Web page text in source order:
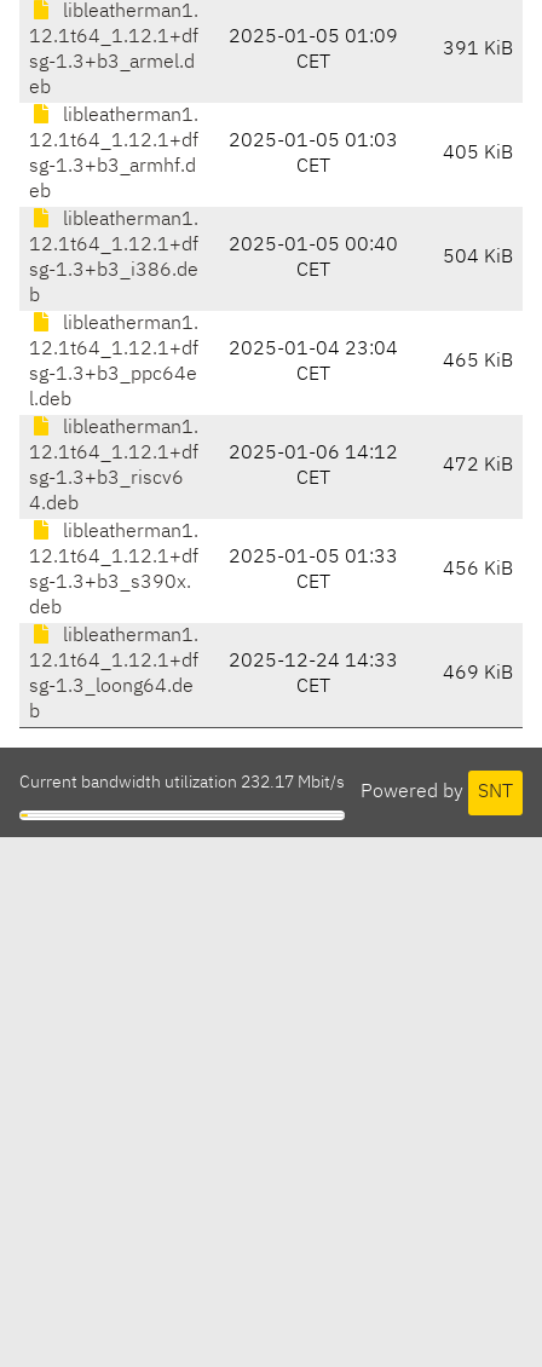
libleatherman1.
12.1t64_1.12.1+df
sg-1.3+b3_armel.d
eb
2025-01-05 01:09
CET
391 KiB
libleatherman1.
12.1t64_1.12.1+df
sg-1.3+b3_armhf.d
eb
2025-01-05 01:03
CET
405 KiB
libleatherman1.
12.1t64_1.12.1+df
sg-1.3+b3_i386.de
b
2025-01-05 00:40
CET
504 KiB
libleatherman1.
12.1t64_1.12.1+df
sg-1.3+b3_ppc64e
l.deb
2025-01-04 23:04
CET
465 KiB
libleatherman1.
12.1t64_1.12.1+df
sg-1.3+b3_riscv6
4.deb
2025-01-06 14:12
CET
472 KiB
libleatherman1.
12.1t64_1.12.1+df
sg-1.3+b3_s390x.
deb
2025-01-05 01:33
CET
456 KiB
libleatherman1.
12.1t64_1.12.1+df
sg-1.3_loong64.de
b
2025-12-24 14:33
CET
469 KiB
Powered by SNT
Current bandwidth utilization 232.17 Mbit/s